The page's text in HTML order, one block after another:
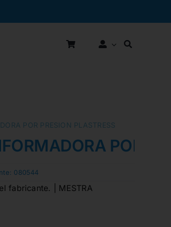
POR PRESION PLASTRESS
POR
080544
fabricante. | MESTRA